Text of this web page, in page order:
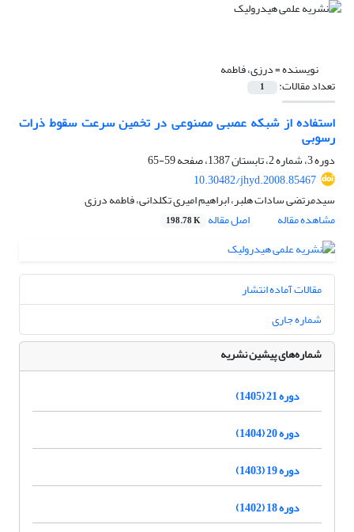
نویسنده =درزی، فاطمه
تعداد مقالات: 1
استفاده از شبکه عصبی مصنوعی در تخمین سرعت سقوط ذرات
رسوبی
دوره 3، شماره 2، تابستان 1387، صفحه
59-65
10.30482/jhyd.2008.85467
سیدمرتضی سادات هلبر، ابراهیم امیری تکلدانی، فاطمه درزی
مشاهده مقاله
اصل مقاله 198.78 K
مقالات آماده انتشار
شماره جاری
شماره‌های پیشین نشریه
دوره 21 (1405)
دوره 20 (1404)
دوره 19 (1403)
دوره 18 (1402)